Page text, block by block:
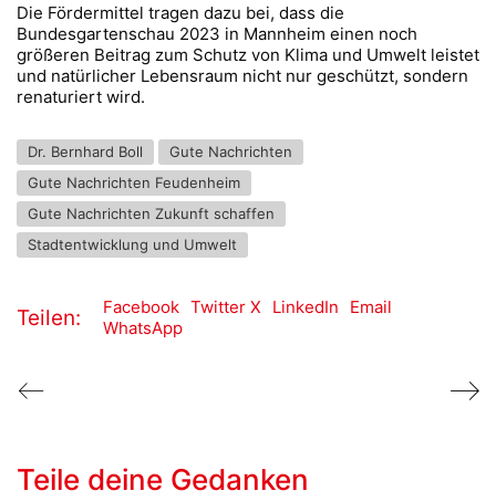
Die Fördermittel tragen dazu bei, dass die
Bundesgartenschau 2023 in Mannheim einen noch
größeren Beitrag zum Schutz von Klima und Umwelt leistet
und natürlicher Lebensraum nicht nur geschützt, sondern
renaturiert wird.
Dr. Bernhard Boll
Gute Nachrichten
Gute Nachrichten Feudenheim
Gute Nachrichten Zukunft schaffen
Stadtentwicklung und Umwelt
Teilen: Facebook Twitter X LinkedIn
Email
WhatsApp
Teile deine Gedanken